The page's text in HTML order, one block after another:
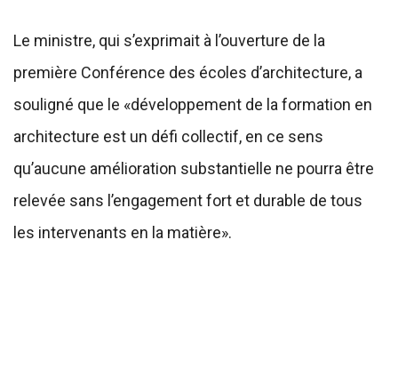
Le ministre, qui s’exprimait à l’ouverture de la
première Conférence des écoles d’architecture, a
souligné que le «développement de la formation en
architecture est un défi collectif, en ce sens
qu’aucune amélioration substantielle ne pourra être
relevée sans l’engagement fort et durable de tous
les intervenants en la matière».